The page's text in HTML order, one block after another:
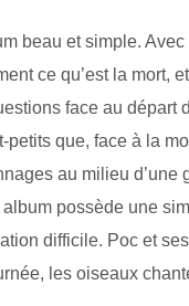
beau et simple.
ce qu’est la mort,
face au départ
petits que, face à la
au milieu
possède une
difficile. Poc et
les oiseaux